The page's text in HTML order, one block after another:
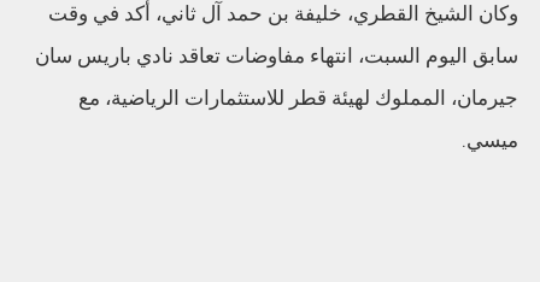
وكان الشيخ القطري، خليفة بن حمد آل ثاني، أكد في وقت
سابق اليوم السبت، انتهاء مفاوضات تعاقد نادي باريس سان
جيرمان، المملوك لهيئة قطر للاستثمارات الرياضية، مع
ميسي.